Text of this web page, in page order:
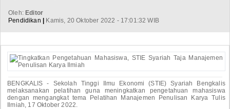
Oleh: Editor
Pendidikan
Kamis, 20 Oktober 2022 - 17:01:32 WIB
BENGKALIS - Sekolah Tinggi Ilmu Ekonomi (STIE) Syariah Bengkalis
melaksanakan pelatihan guna meningkatkan pengetahuan mahasiswa
dengan mengangkat tema Pelatihan Manajemen Penulisan Karya Tulis
Ilmiah, 17 Oktober 2022.